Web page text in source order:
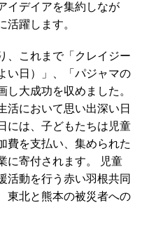
イデイアを集約しなが
活躍します。
、これまで「クレイジー
い日）」、「パジャマの
し大成功を収めました。
活において思い出深い日
には、子どもたちは児童
費を支払い、集められた
に寄付されます。 児童
活動を行う赤い羽根共同
東北と熊本の被災者への